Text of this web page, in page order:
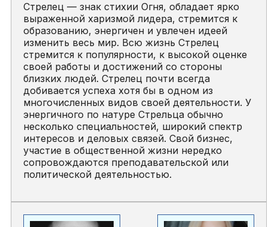
Стрелец — знак стихии Огня, обладает ярко
выраженной харизмой лидера, стремится к
образованию, энергичен и увлечен идеей
изменить весь мир. Всю жизнь Стрелец
стремится к популярности, к высокой оценке
своей работы и достижений со стороны
близких людей. Стрелец почти всегда
добивается успеха хотя бы в одном из
многочисленных видов своей деятельности. У
энергичного по натуре Стрельца обычно
несколько специальностей, широкий спектр
интересов и деловых связей. Свой бизнес,
участие в общественной жизни нередко
сопровождаются преподавательской или
политической деятельностью.